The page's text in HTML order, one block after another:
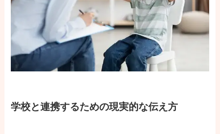
学校と連携するための現実的な伝え方